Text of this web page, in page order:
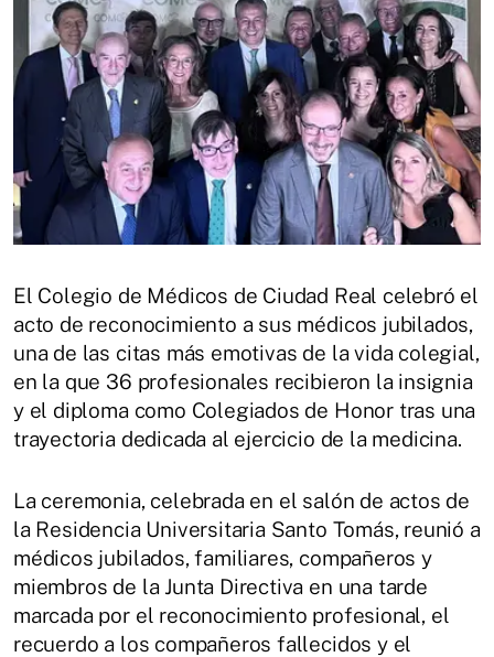
El Colegio de Médicos de Ciudad Real celebró el
acto de reconocimiento a sus médicos jubilados,
una de las citas más emotivas de la vida colegial,
en la que 36 profesionales recibieron la insignia
y el diploma como Colegiados de Honor tras una
trayectoria dedicada al ejercicio de la medicina.
La ceremonia, celebrada en el salón de actos de
la Residencia Universitaria Santo Tomás, reunió a
médicos jubilados, familiares, compañeros y
miembros de la Junta Directiva en una tarde
marcada por el reconocimiento profesional, el
recuerdo a los compañeros fallecidos y el